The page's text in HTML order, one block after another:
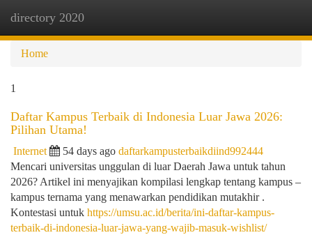
directory 2020
Home
1
Daftar Kampus Terbaik di Indonesia Luar Jawa 2026:
Pilihan Utama!
Internet 54 days ago daftarkampusterbaikdiind992444
Mencari universitas unggulan di luar Daerah Jawa untuk tahun
2026? Artikel ini menyajikan kompilasi lengkap tentang kampus –
kampus ternama yang menawarkan pendidikan mutakhir .
Kontestasi untuk https://umsu.ac.id/berita/ini-daftar-kampus-
terbaik-di-indonesia-luar-jawa-yang-wajib-masuk-wishlist/